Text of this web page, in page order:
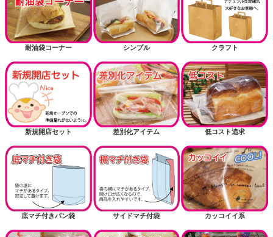
耐油袋コーナー シンプル クラフト
新規開店セット 差別化アイテム 低コスト追求
底マチ付きパン袋 サイドマチ付袋 カッコイイ系